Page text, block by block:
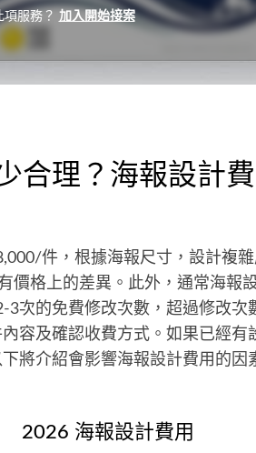
項服務？ 加入開始接案
合理？海報設計
件，根據海報尺寸，設計複
價格上的差異。此外，通常海報
3次的免費修改次數，超過修改次
容及確認收費方式。如果已經有
將介紹會影響海報設計費用的因
2026 海報設計費用